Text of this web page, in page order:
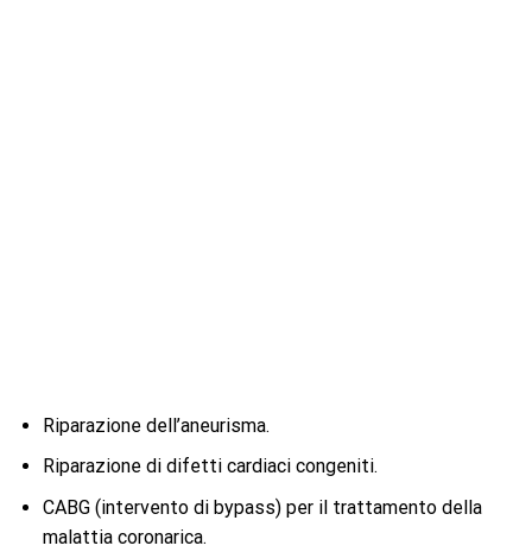
Riparazione dell’aneurisma.
Riparazione di difetti cardiaci congeniti.
CABG (intervento di bypass) per il trattamento della
malattia coronarica.